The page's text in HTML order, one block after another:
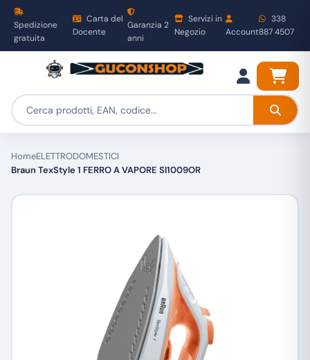
Spedizione
gratuita
Carta del
Docente
Garanzia 2
anni
Servizi in
Negozio
Account
338
887 4507
HomeELETTRODOMESTICI
Braun TexStyle 1 FERRO A VAPORE SI1009OR